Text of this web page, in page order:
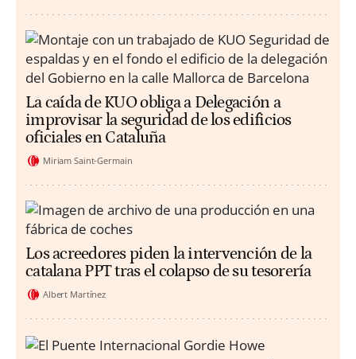
La caída de KUO obliga a Delegación a
improvisar la seguridad de los edificios
oficiales en Cataluña
Miriam Saint-Germain
Los acreedores piden la intervención de la
catalana PPT tras el colapso de su tesorería
Albert Martínez